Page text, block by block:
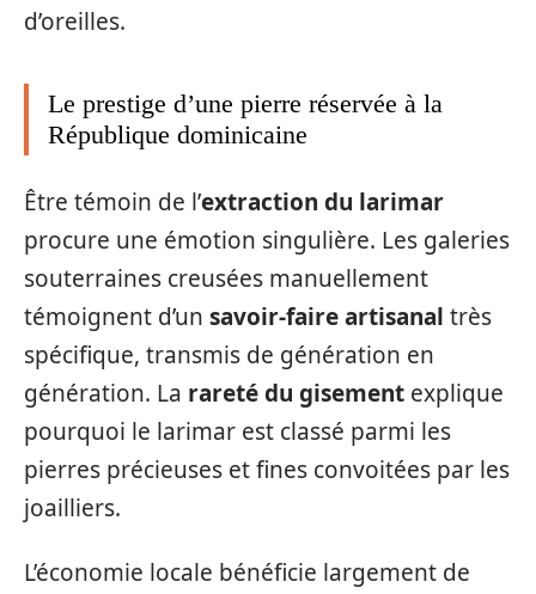
d’oreilles.
Le prestige d’une pierre réservée à la
République dominicaine
Être témoin de l’extraction du larimar
procure une émotion singulière. Les galeries
souterraines creusées manuellement
témoignent d’un savoir-faire artisanal très
spécifique, transmis de génération en
génération. La rareté du gisement explique
pourquoi le larimar est classé parmi les
pierres précieuses et fines convoitées par les
joailliers.
L’économie locale bénéficie largement de